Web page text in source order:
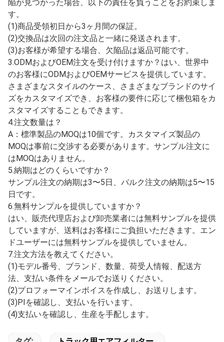
迅速、そして便利です。お客様にとっても良い選択肢で
す。
1.あなたは製造業者ですか、それとも
商社ですか？
A：済南カーマン国際貿易有限公司は自社工場を所有して
おり、10年以上にわたり商社として活動しています。こ
の分野の専門家です。品質を管理できるため、最高の価格
と優れた品質を提供できます。
2.あなたの販売後のサービスと保証は何ですか？製品に欠
陥が見つかった場合、以下の責任を負うことをお約束しま
す。
(1)商品受領初日から3ヶ月間の保証。
(2)交換品は次回の注文品と一緒に発送されます。
(3)お客様が希望する場合、欠陥品は返品可能です。
3.ODMおよびOEM注文を受け付けますか？はい、世界中
のお客様にODMおよびOEMサービスを提供しています。
さまざまなスタイルのケース、さまざまなブランドのサイ
ズをカスタマイズでき、お客様の要件に応じて梱包箱をカ
スタマイズすることもできます。
4.注文数量は？
A：標準製品のMOQは10個です。カスタマイズ製品の
MOQは事前に交渉する必要があります。サンプル注文に
はMOQはありません。
5.納期はどのくらいですか？
サンプル注文の納期は3〜5日、バルク注文の納期は5〜15